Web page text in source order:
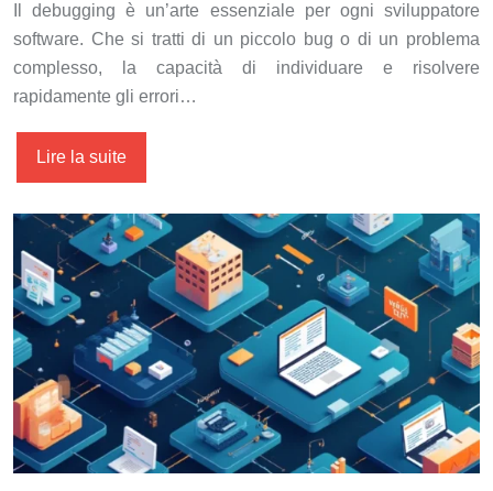
Il debugging è un’arte essenziale per ogni sviluppatore
software. Che si tratti di un piccolo bug o di un problema
complesso, la capacità di individuare e risolvere
rapidamente gli errori…
Lire la suite